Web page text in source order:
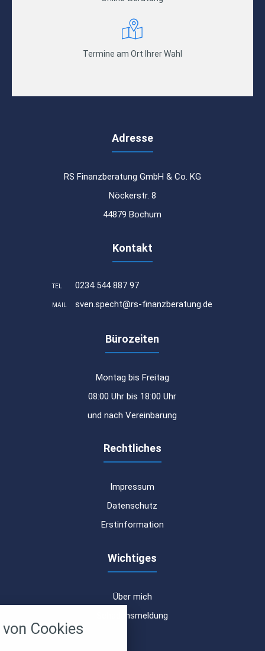
Termine am Ort Ihrer Wahl
Adresse
RS Finanzberatung GmbH & Co. KG
Nöckerstr. 8
44879 Bochum
Kontakt
TEL 0234 544 887 97
MAIL sven.specht@rs-finanzberatung.de
Bürozeiten
Montag bis Freitag
08:00 Uhr bis 18:00 Uhr
und nach Vereinbarung
Rechtliches
Impressum
Datenschutz
Erstinformation
Wichtiges
Über mich
Schadensmeldung
Cookies
alle verwendeten Cookies und